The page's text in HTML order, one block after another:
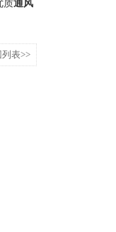
质通风
表>>